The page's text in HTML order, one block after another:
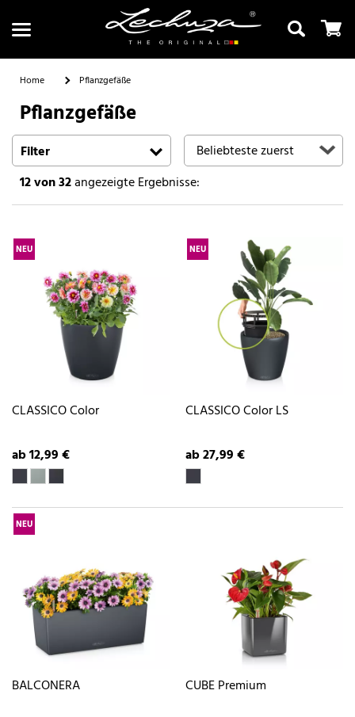
Suchen
Home Pflanzgefäße
Pflanzgefäße
Filter
12von 32angezeigte Ergebnisse:
NEU
CLASSICO Color
ab 12,99 €
NEU
CLASSICO Color LS
ab 27,99 €
NEU
BALCONERA CUBE Premium